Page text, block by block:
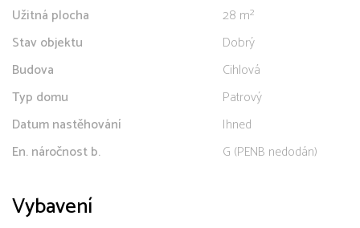
Užitná plocha
28 m²
Stav objektu
Dobrý
Budova
Cihlová
Typ domu
Patrový
Datum nastěhování
Ihned
En. náročnost b.
G (PENB nedodán)
Vybavení